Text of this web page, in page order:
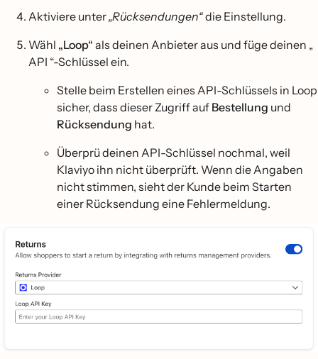
Aktiviere unter„Rücksendungen“die Einstellung.
Wähl „Loop“ als deinen Anbieter aus und füge deinen „
API “-Schlüssel ein.
Stelle beim Erstellen eines API-Schlüssels in Loop
sicher, dass dieser Zugriff auf Bestellung und
Rücksendung hat.
Überprü deinen API-Schlüssel nochmal, weil
Klaviyo ihn nicht überprüft. Wenn die Angaben
nicht stimmen, sieht der Kunde beim Starten
einer Rücksendung eine Fehlermeldung.